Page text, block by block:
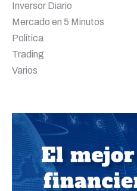
Inversor Diario
Mercado en 5 Minutos
Política
Trading
Varios